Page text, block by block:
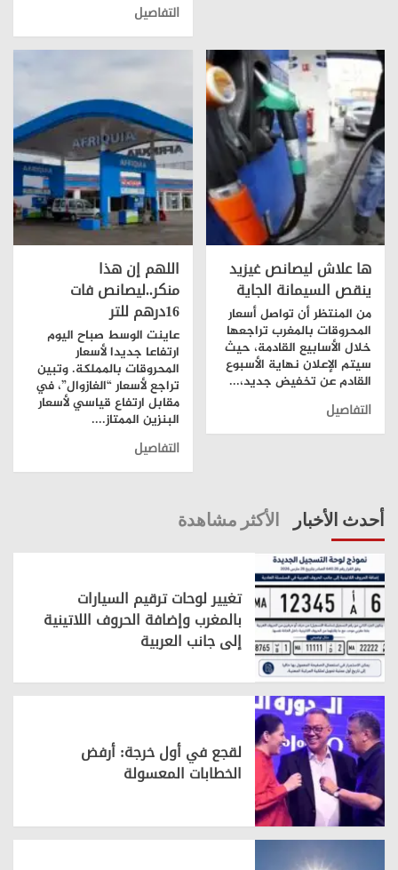
التفاصيل
ها علاش ليصانص غيزيد
ينقص السيمانة الجاية
من المنتظر أن تواصل أسعار
المحروقات بالمغرب تراجعها
خلال الأسابيع القادمة، حيث
سيتم الإعلان نهاية الأسبوع
القادم عن تخفيض جديد،...
التفاصيل
اللهم إن هذا
منكر..ليصانص فات
16درهم للتر
عاينت الوسط صباح اليوم
ارتفاعا جديدا لأسعار
المحروقات بالمملكة. وتبين
تراجع لأسعار “الغازوال”، في
مقابل ارتفاع قياسي لأسعار
البنزين الممتاز....
التفاصيل
أحدث الأخبار الأكثر مشاهدة
تغيير لوحات ترقيم السيارات
بالمغرب وإضافة الحروف اللاتينية
إلى جانب العربية
لقجع في أول خرجة: أرفض
الخطابات المعسولة